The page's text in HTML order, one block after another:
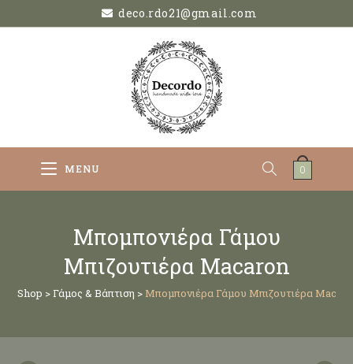
deco.rdo21@gmail.com
0
MENU
Μπομπονιέρα Γάμου
Μπιζουτιέρα Macaron
Shop >Γάμος & Βάπτιση > Μπομπονιέρα Γάμου Μπιζουτιέρα